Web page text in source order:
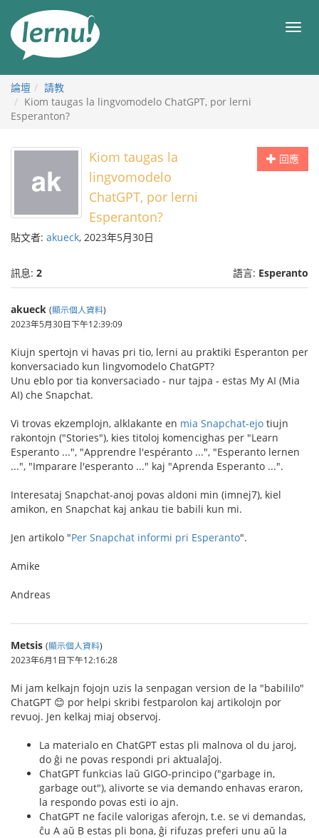
目
論壇
請教
Kiom taugas la lingvomodelo ChatGPT, por lerni
Esperanton?
回應
Kiom taugas la
lingvomodelo
ChatGPT, por lerni
Esperanton?
貼文者: akueck, 2023年5月30日
訊息: 2 語言: Esperanto
akueck (顯示個人資料)
2023年5月30日下午12:39:09
Kiujn spertojn vi havas pri tio, lerni au praktiki Esperanton per
konversaciado kun lingvomodelo ChatGPT?
Unu eblo por tia konversaciado - nur tajpa - estas My AI (Mia
AI) che Snapchat.
Vi trovas ekzemplojn, alklakante en mia Snapchat-ejo tiujn
rakontojn ("Stories"), kies titoloj komencighas per "Learn
Esperanto ...", "Apprendre l'espéranto ...", "Esperanto lernen
...", "Imparare l'esperanto ..." kaj "Aprenda Esperanto ...".
Interesataj Snapchat-anoj povas aldoni min (imnej7), kiel
amikon, en Snapchat kaj ankau tie babili kun mi.
Jen artikolo "Per Snapchat informi pri Esperanto".
Amike
Andreas
Metsis (顯示個人資料)
2023年6月1日下午12:16:28
Mi jam kelkajn fojojn uzis la senpagan version de la "babililo"
ChatGPT 😊 por helpi skribi festparolon kaj artikolojn por
revuoj. Jen kelkaj miaj observoj.
La materialo en ChatGPT estas pli malnova ol du jaroj,
do ĝi ne povas respondi pri aktualaĵoj.
ChatGPT funkcias laŭ GIGO-principo ("garbage in,
garbage out"), alivorte se via demando enhavas eraron,
la respondo povas esti io ajn.
ChatGPT ne facile valorigas aferojn, t.e. se vi demandas,
ĉu A aŭ B estas pli bona, ĝi rifuzas preferi unu aŭ la